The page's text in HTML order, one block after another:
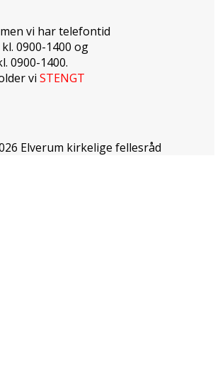
vi har telefontid
0900-1400 og
0900-1400.
vi STENGT
Elverum kirkelige fellesråd